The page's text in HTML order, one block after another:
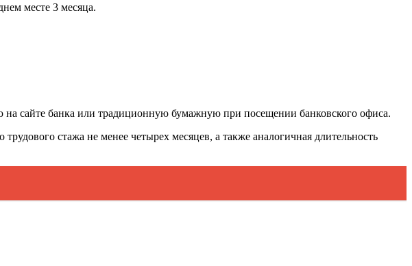
месте 3 месяца.
сайте банка или традиционную бумажную при посещении банковского офиса.
стажа не менее четырех месяцев, а также аналогичная длительность